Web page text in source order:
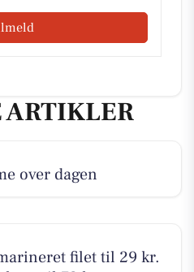
over dagen
filet til 29 kr.